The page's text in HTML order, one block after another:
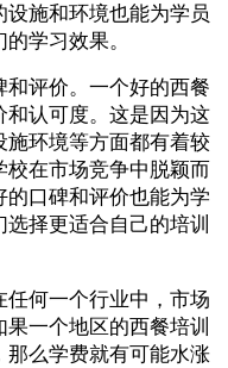
施和环境也能为学员
学习效果。
评价。一个好的西餐
认可度。这是因为这
环境等方面都有着较
在市场竞争中脱颖而
口碑和评价也能为学
择更适合自己的培训
何一个行业中，市场
一个地区的西餐培训
么学费就有可能水涨